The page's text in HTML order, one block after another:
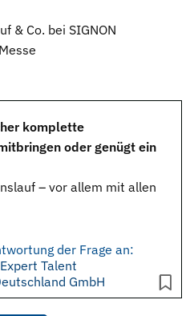
& Co. bei SIGNON
komplette
oder genügt ein
– vor allem mit allen
der Frage an:
Talent
GmbH